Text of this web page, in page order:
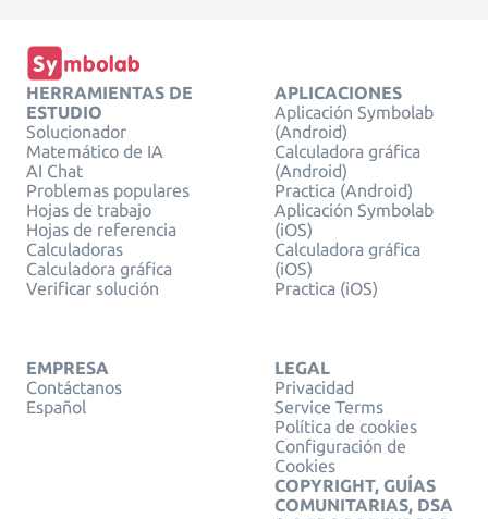
HERRAMIENTAS DE
ESTUDIO
Solucionador
Matemático de IA
AI Chat
Problemas populares
Hojas de trabajo
Hojas de referencia
Calculadoras
Calculadora gráfica
Verificar solución
APLICACIONES
Aplicación Symbolab
(Android)
Calculadora gráfica
(Android)
Practica (Android)
Aplicación Symbolab
(iOS)
Calculadora gráfica
(iOS)
Practica (iOS)
EMPRESA
Contáctanos
Español
LEGAL
Privacidad
Service Terms
Política de cookies
Configuración de
Cookies
COPYRIGHT, GUÍAS
COMUNITARIAS, DSA